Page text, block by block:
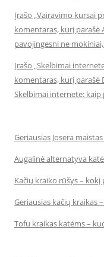
Įrašo „Vairavimo kursai
komentaras, kurį parašė
pavojingesni ne
Įrašo „Skelbimai
komentaras, kurį parašė
Skelbimai internete:
Geriausias Josera
Augalinė alternatyva
Kačių kraiko rūšys –
Geriausias kačių kraikas
Tofu kraikas katėms –